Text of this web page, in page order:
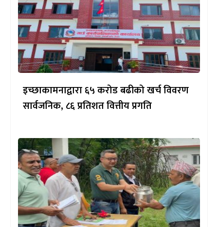
इच्छाकामनाद्वारा ६५ करोड बढीको खर्च विवरण
सार्वजनिक, ८६ प्रतिशत वित्तीय प्रगति